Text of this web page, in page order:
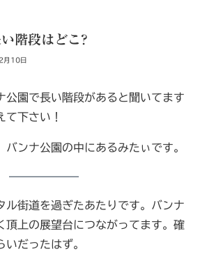
階段はどこ?
月10日
公園で長い階段があると聞いてます
て下さい！
バンナ公園の中にあるみたぃです。
ル街道を過ぎたあたりです。バンナ
頂上の展望台につながってます。確
だったはず。